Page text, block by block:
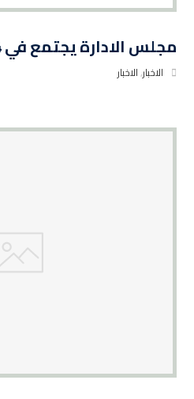
مجلس الادارة يجتمع في 4 نوفمبر 2025
الاخبار,الاخبار